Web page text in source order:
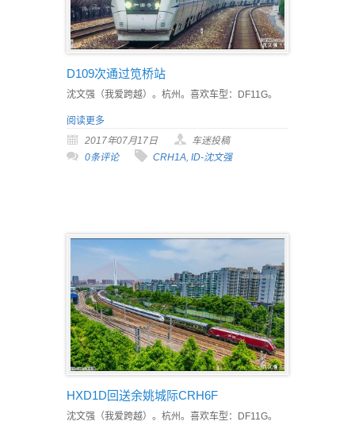
D109次通过笕桥站
沈文强（我爱跨越）。杭州。喜欢车型：DF11G。
阅读更多
2017年07月17日
车迷投稿
0条评论
CRH1A ID-沈文强
HXD1D回送余姚城际CRH6F
沈文强（我爱跨越）。杭州。喜欢车型：DF11G。